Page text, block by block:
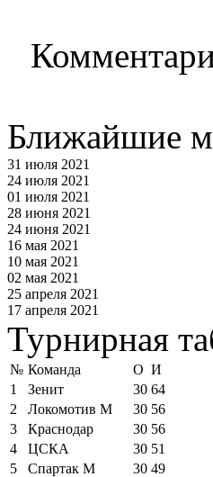
Ближайшие
31 июля 2021
24 июля 2021
01 июля 2021
28 июня 2021
24 июня 2021
16 мая 2021
10 мая 2021
02 мая 2021
25 апреля 2021
17 апреля 2021
Турнирная
№ Команда О И
1
Зенит 30 64
2
Локомотив М 30 56
3
Краснодар 30 56
4
ЦСКА 30 51
5
Спартак М 30 49